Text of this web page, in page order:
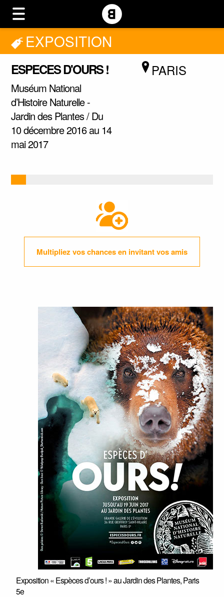
EXPOSITION
ESPECES D'OURS ! PARIS
Muséum National
d’Histoire Naturelle -
Jardin des Plantes / Du
10 décembre 2016 au 14
mai 2017
Multipliez vos chances en invitant vos amis
Exposition « Espèces d’ours ! » au Jardin des Plantes, Paris
5e